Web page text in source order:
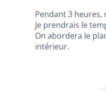
Pendant 3
Je prendrais le
On abordera le
intérieur.